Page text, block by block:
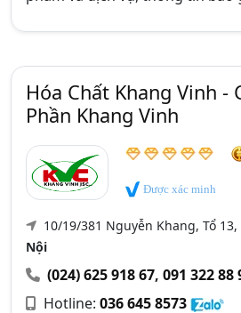
Hóa Chất Khang Vinh -
Phần Khang Vinh
Được xác minh
10/19/381 Nguyễn Khang, Tổ
Nội
(024) 625 918 67, 091 322 88
Hotline: 036 645 8573